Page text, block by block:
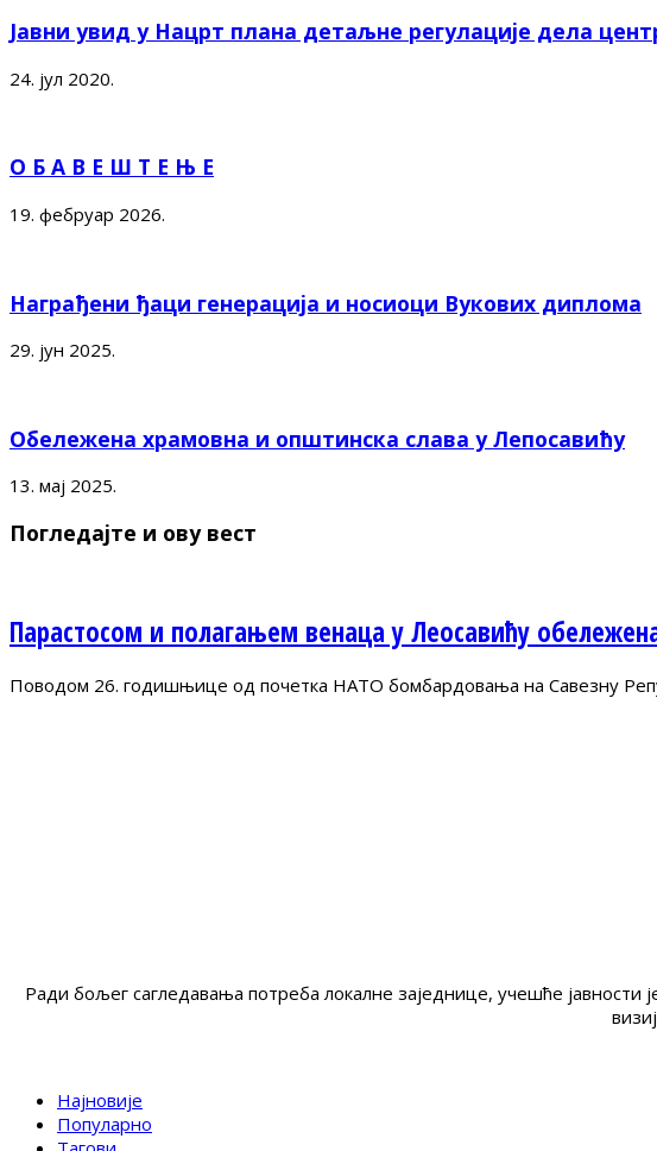
Јавни увид у Нацрт плана детаљне регулације дела
24. јул 2020.
О Б А В Е Ш Т Е Њ Е
19. фебруар 2026.
Награђени ђаци генерација и носиоци Вукових диплома
29. јун 2025.
Обележена храмовна и општинска слава у Лепосавићу
13. мај 2025.
Погледајте и ову вест
Парастосом и полагањем венаца у Леосавићу
Поводом 26. годишњице од почетка НАТО бомбардовања на Савезну
Ради бољег сагледавања потреба локалне заједнице, учешће
Најновије
Популарно